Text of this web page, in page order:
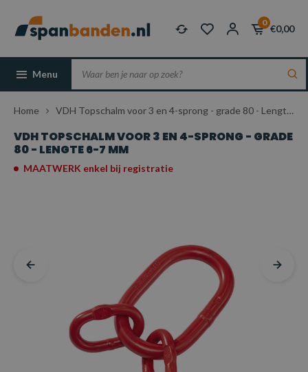
0
€0,00
Menu
Home VDH Topschalm voor 3 en 4-sprong - grade 80 - Lengte 6-7 mm
VDH TOPSCHALM VOOR 3 EN 4-SPRONG - GRADE
80 - LENGTE 6-7 MM
MAATWERK enkel bij registratie